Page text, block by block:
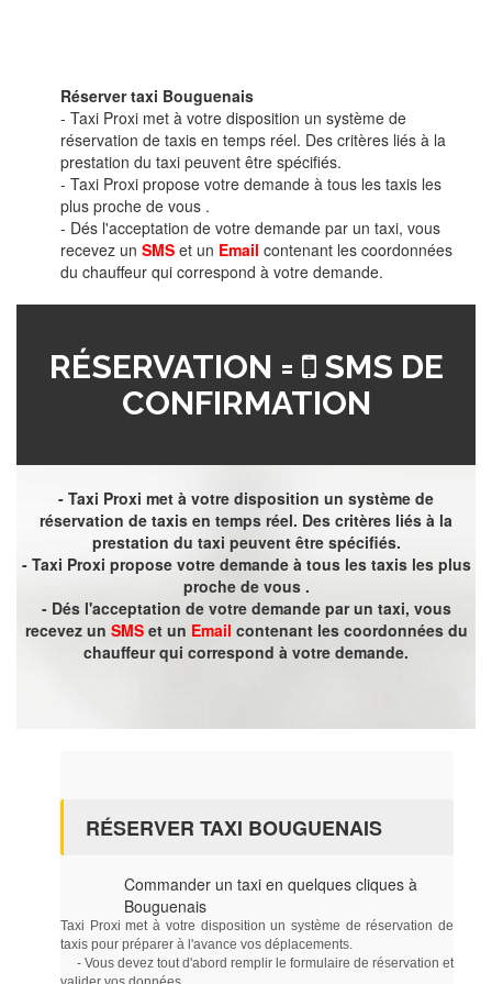
Réserver taxi Bouguenais
- Taxi Proxi met à votre disposition un système de
réservation de taxis en temps réel. Des critères liés à la
prestation du taxi peuvent être spécifiés.
- Taxi Proxi propose votre demande à tous les taxis les
plus proche de vous .
- Dés l'acceptation de votre demande par un taxi, vous
recevez un SMS et un Email contenant les coordonnées
du chauffeur qui correspond à votre demande.
RÉSERVATION =
SMS DE
CONFIRMATION
- Taxi Proxi met à votre disposition un système de
réservation de taxis en temps réel. Des critères liés à la
prestation du taxi peuvent être spécifiés.
- Taxi Proxi propose votre demande à tous les taxis les plus
proche de vous .
- Dés l'acceptation de votre demande par un taxi, vous
recevez un SMSet un Email contenant les coordonnées du
chauffeur qui correspond à votre demande.
RÉSERVER TAXI BOUGUENAIS
Commander un taxi en quelques cliques à
Bouguenais
Taxi Proxi met à votre disposition un système de réservation de
taxis pour préparer à l'avance vos déplacements.
- Vous devez tout d'abord remplir le formulaire de réservation et